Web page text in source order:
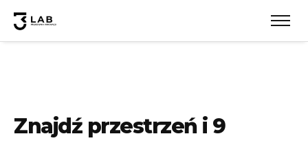
Znajdź przestrzeń i 9